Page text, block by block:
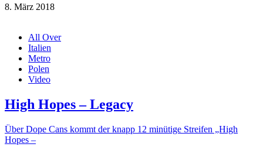
8. März 2018
All Over
Italien
Metro
Polen
Video
High Hopes – Legacy
Über Dope Cans kommt der knapp 12 minütige Streifen „High
Hopes –